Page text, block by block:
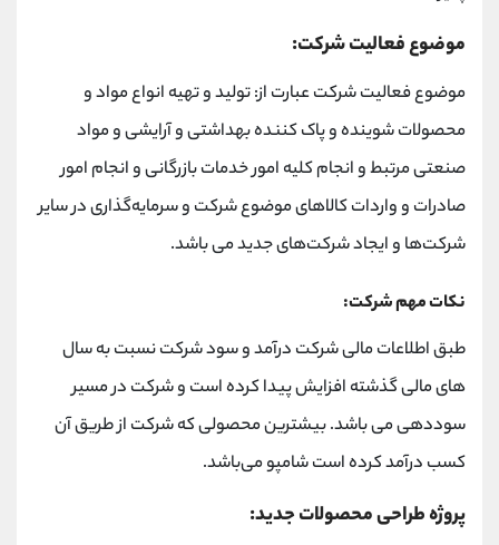
موضوع فعالیت شرکت:
موضوع فعالیت شرکت عبارت از: تولید و تهیه انواع مواد و
محصولات شوینده و پاک کننده بهداشتی و آرایشی و مواد
صنعتی مرتبط و انجام کلیه امور خدمات بازرگانی و انجام امور
صادرات و واردات کالاهای موضوع شرکت و سرمایه‌گذاری در سایر
شرکت‌ها و ایجاد شرکت‌های جدید می باشد.
نکات مهم شرکت:
طبق اطلاعات مالی شرکت درآمد و سود شرکت نسبت به سال
های مالی گذشته افزایش پیدا کرده است و شرکت در مسیر
سوددهی می باشد. بیشترین محصولی که شرکت از طریق آن
کسب درآمد کرده است شامپو می‌باشد.
پروژه طراحی محصولات جدید: